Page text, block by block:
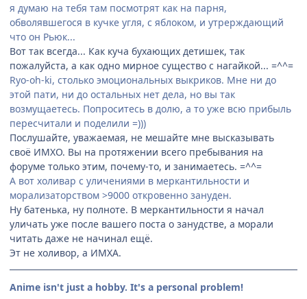
я думаю на тебя там посмотрят как на парня,
обволявшегося в кучке угля, с яблоком, и утрерждающий
что он Рьюк...
Вот так всегда... Как куча бухающих детишек, так
пожалуйста, а как одно мирное существо с нагайкой... =^^=
Ryo-oh-ki, столько эмоциональных выкриков. Мне ни до
этой пати, ни до остальных нет дела, но вы так
возмущаетесь. Попроситесь в долю, а то уже всю прибыль
пересчитали и поделили =)))
Послушайте, уважаемая, не мешайте мне высказывать
своё ИМХО. Вы на протяжении всего пребывания на
форуме только этим, почему-то, и занимаетесь. =^^=
А вот холивар с уличениями в меркантильности и
морализаторством >9000 откровенно зануден.
Ну батенька, ну полноте. В меркантильности я начал
уличать уже после вашего поста о занудстве, а морали
читать даже не начинал ещё.
Эт не холивор, а ИМХА.
Anime isn't just a hobby. It's a personal problem!